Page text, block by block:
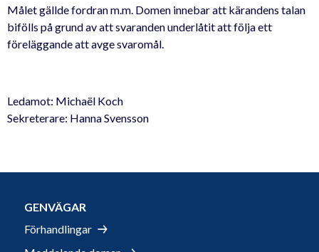
Målet gällde fordran m.m. Domen innebar att kärandens talan
bifölls på grund av att svaranden underlåtit att följa ett
föreläggande att avge svaromål.
Ledamot: Michaël Koch
Sekreterare: Hanna Svensson
GENVÄGAR
Förhandlingar